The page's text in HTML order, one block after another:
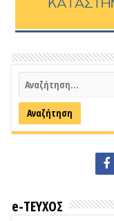
e-ΤΕΥΧΟΣ